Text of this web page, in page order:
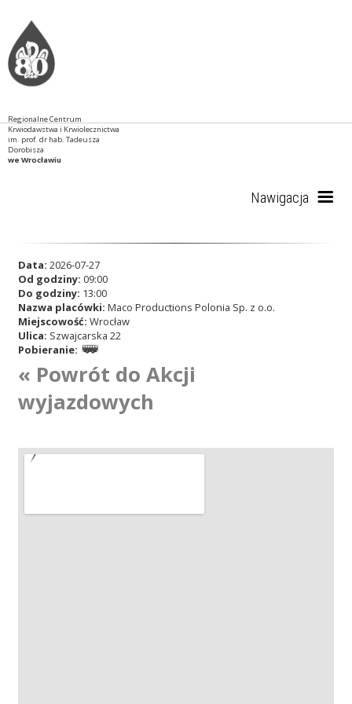
Regionalne Centrum
Krwiodawstwa i Krwiolecznictwa
im. prof. dr hab. Tadeusza
Dorobisza
we Wrocławiu
Nawigacja
RCKiK
Akcje wyjazdowe
Krwiodawcy
Szpitale
Data: 2026-07-27
Od godziny: 09:00
Do godziny: 13:00
Nazwa placówki: Maco Productions Polonia Sp. z o.o.
Miejscowość: Wrocław
Ulica: Szwajcarska 22
Pobieranie:
« Powrót do Akcji
wyjazdowych